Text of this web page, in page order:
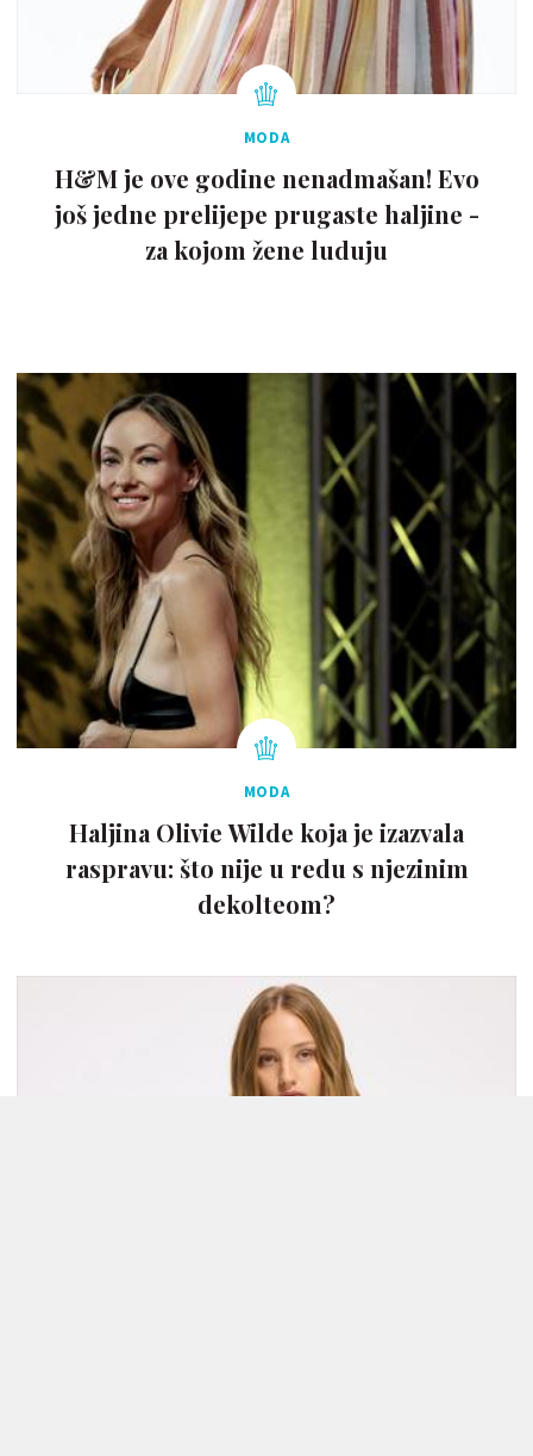
MODA
H&M je ove godine nenadmašan! Evo
još jedne prelijepe prugaste haljine -
za kojom žene luduju
MODA
Haljina Olivie Wilde koja je izazvala
raspravu: što nije u redu s njezinim
dekolteom?